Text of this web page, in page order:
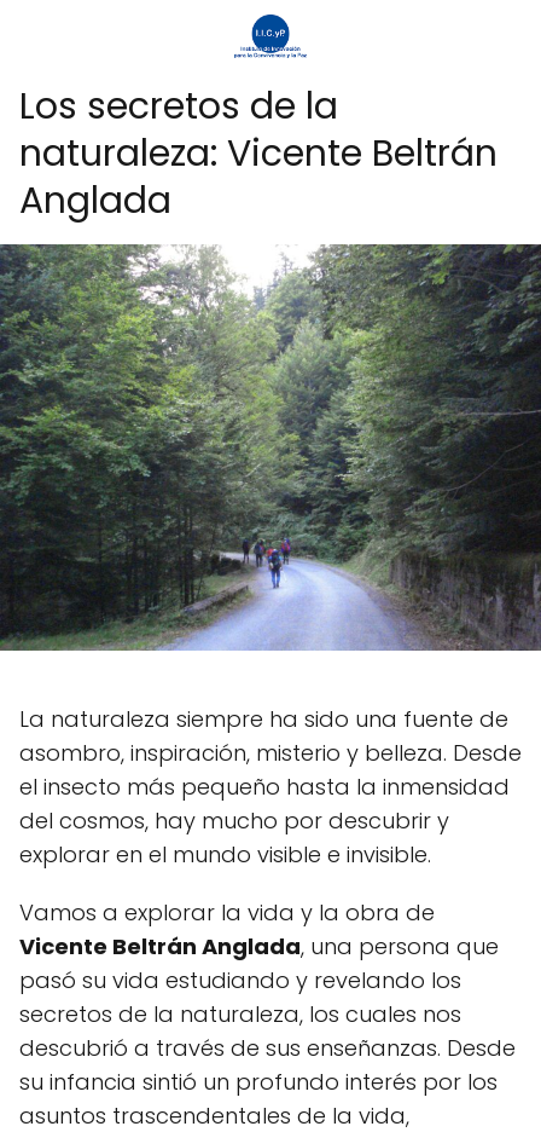
Los secretos de la
naturaleza: Vicente Beltrán
Anglada
La naturaleza siempre ha sido una fuente de
asombro, inspiración, misterio y belleza. Desde
el insecto más pequeño hasta la inmensidad
del cosmos, hay mucho por descubrir y
explorar en el mundo visible e invisible.
Vamos a explorar la vida y la obra de
Vicente Beltrán Anglada, una persona que
pasó su vida estudiando y revelando los
secretos de la naturaleza, los cuales nos
descubrió a través de sus enseñanzas. Desde
su infancia sintió un profundo interés por los
asuntos trascendentales de la vida,